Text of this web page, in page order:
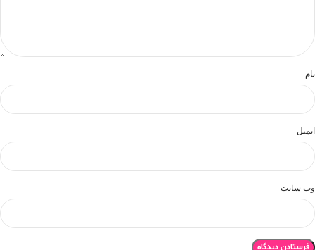
نام
ایمیل
وب‌ سایت